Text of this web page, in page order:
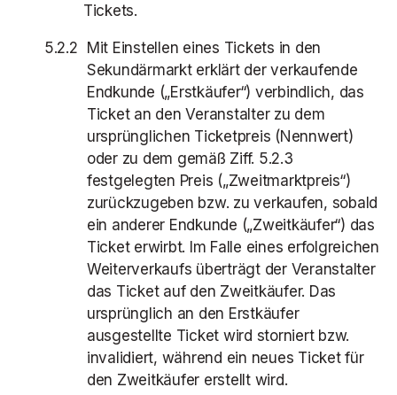
Tickets.
Mit Einstellen eines Tickets in den
Sekundärmarkt erklärt der verkaufende
Endkunde („Erstkäufer“) verbindlich, das
Ticket an den Veranstalter zu dem
ursprünglichen Ticketpreis (Nennwert)
oder zu dem gemäß Ziff. 5.2.3
festgelegten Preis („Zweitmarktpreis“)
zurückzugeben bzw. zu verkaufen, sobald
ein anderer Endkunde („Zweitkäufer“) das
Ticket erwirbt. Im Falle eines erfolgreichen
Weiterverkaufs überträgt der Veranstalter
das Ticket auf den Zweitkäufer. Das
ursprünglich an den Erstkäufer
ausgestellte Ticket wird storniert bzw.
invalidiert, während ein neues Ticket für
den Zweitkäufer erstellt wird.